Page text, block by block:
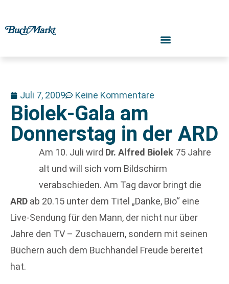
Juli 7, 2009 Keine Kommentare
Biolek-Gala am
Donnerstag in der ARD
Am 10. Juli wird Dr. Alfred Biolek 75 Jahre
alt und will sich vom Bildschirm
verabschieden. Am Tag davor bringt die
ARD ab 20.15 unter dem Titel „Danke, Bio“ eine
Live-Sendung für den Mann, der nicht nur über
Jahre den TV – Zuschauern, sondern mit seinen
Büchern auch dem Buchhandel Freude bereitet
hat.